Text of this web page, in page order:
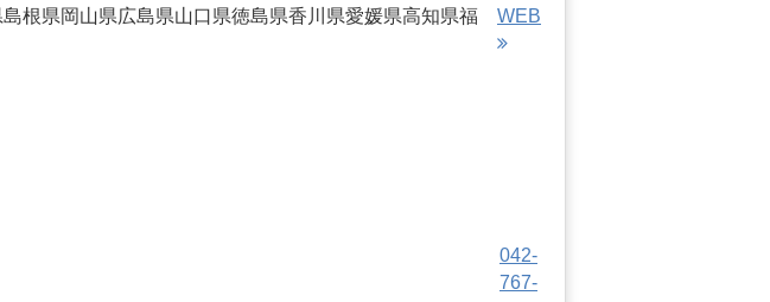
島根県岡山県広島県山口県徳島県香川県愛媛県高知県福
WEB
042-
767-